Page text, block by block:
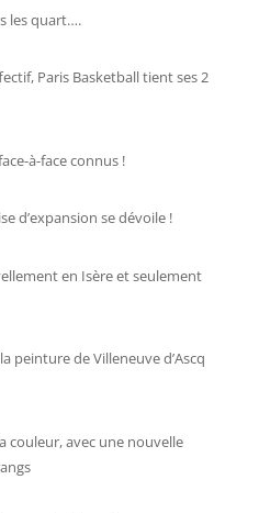
les quart….
Paris Basketball tient ses 2
à-face connus !
d’expansion se dévoile !
en Isère et seulement
peinture de Villeneuve d’Ascq
couleur, avec une nouvelle